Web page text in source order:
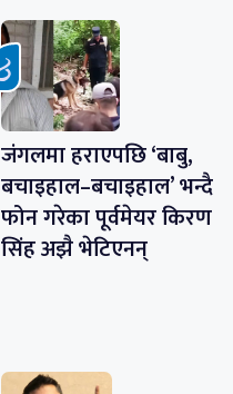
जंगलमा हराएपछि ‘बाबु,
बचाइहाल–बचाइहाल’ भन्दै
फोन गरेका पूर्वमेयर किरण
सिंह अझै भेटिएनन्